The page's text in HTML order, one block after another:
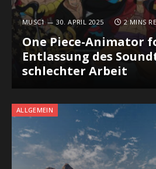
MUSC1 30. APRIL 2025 2 MINS
One Piece-Animator
Entlassung des
schlechter Arbeit
ALLGEMEIN